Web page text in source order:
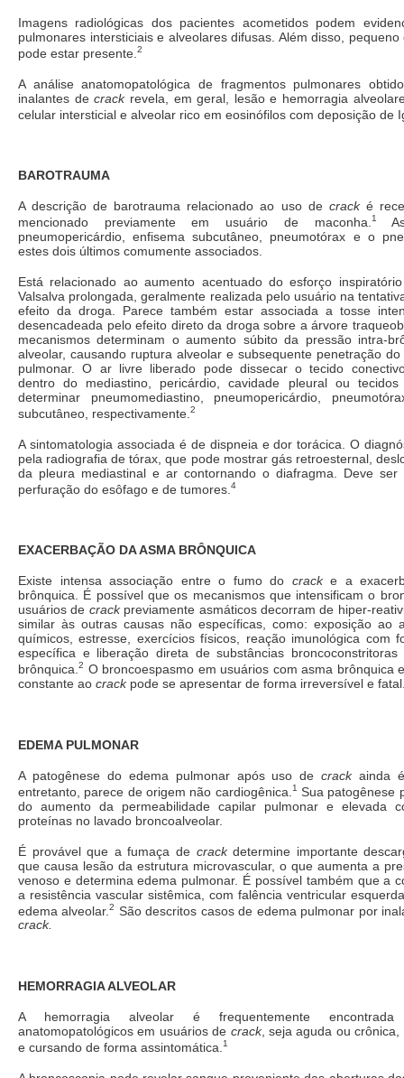
Imagens radiológicas dos pacientes acometidos podem
pulmonares intersticiais e alveolares difusas. Além disso,
pode estar presente. 2
A análise anatomopatológica de fragmentos pulmonares
inalantes decrackrevela, em geral, lesão e hemorragia
celular intersticial e alveolar rico em eosinófilos com deposição de
BAROTRAUMA
A descrição de barotrauma relacionado ao uso de cracké
mencionado previamente em usuário de maconha. 1
pneumopericárdio, enfisema subcutâneo, pneumotórax e o
estes dois últimos comumente associados.
Está relacionado ao aumento acentuado do esforço
Valsalva prolongada, geralmente realizada pelo usuário na
efeito da droga. Parece também estar associada a tosse
desencadeada pelo efeito direto da droga sobre a árvore
mecanismos determinam o aumento súbito da pressão intra-
alveolar, causando ruptura alveolar e subsequente penetração
pulmonar. O ar livre liberado pode dissecar o tecido
dentro do mediastino, pericárdio, cavidade pleural ou tecidos
determinar pneumomediastino, pneumopericárdio,
subcutâneo, respectivamente. 2
A sintomatologia associada é de dispneia e dor torácica. O
pela radiografia de tórax, que pode mostrar gás retroesternal,
da pleura mediastinal e ar contornando o diafragma. Deve ser
perfuração do esôfago e de tumores. 4
EXACERBAÇÃO DA ASMA BRÔNQUICA
Existe intensa associação entre o fumo do cracke a
brônquica. É possível que os mecanismos que intensificam o
usuários de crackpreviamente asmáticos decorram de hiper-
similar às outras causas não específicas, como: exposição ao
químicos, estresse, exercícios físicos, reação imunológica com
específica e liberação direta de substâncias
brônquica. 2 O broncoespasmo em usuários com asma brônquica
constante ao crackpode se apresentar de forma irreversível e
EDEMA PULMONAR
A patogênese do edema pulmonar após uso decrackainda é
entretanto, parece de origem não cardiogênica. 1 Sua patogênese
do aumento da permeabilidade capilar pulmonar e elevada
proteínas no lavado broncoalveolar.
É provável que a fumaça de crackdetermine importante
que causa lesão da estrutura microvascular, o que aumenta a
venoso e determina edema pulmonar. É possível também que a
a resistência vascular sistêmica, com falência ventricular
edema alveolar.2
São descritos casos de edema pulmonar por
crack.
HEMORRAGIA ALVEOLAR
A hemorragia alveolar é frequentemente
anatomopatológicos em usuários de crack, seja aguda ou crônica,
e cursando de forma assintomática. 1